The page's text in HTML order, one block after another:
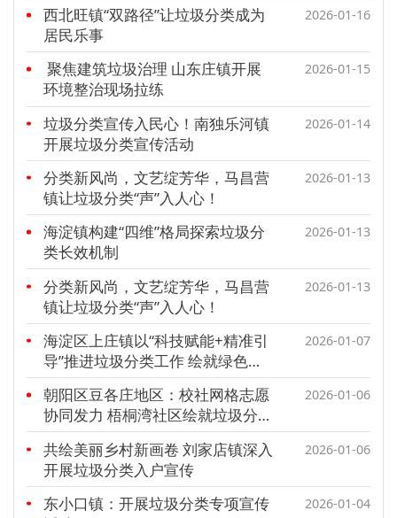
西北旺镇“双路径”让垃圾分类成为
居民乐事
2026-01-16
聚焦建筑垃圾治理 山东庄镇开展
环境整治现场拉练
2026-01-15
垃圾分类宣传入民心！南独乐河镇
开展垃圾分类宣传活动
2026-01-14
分类新风尚，文艺绽芳华，马昌营
镇让垃圾分类“声”入人心！
2026-01-13
海淀镇构建“四维”格局探索垃圾分
类长效机制
2026-01-13
分类新风尚，文艺绽芳华，马昌营
镇让垃圾分类“声”入人心！
2026-01-13
海淀区上庄镇以“科技赋能+精准引
导”推进垃圾分类工作 绘就绿色家
园新图景
2026-01-07
朝阳区豆各庄地区：校社网格志愿
协同发力 梧桐湾社区绘就垃圾分类
暖图景
2026-01-06
共绘美丽乡村新画卷 刘家店镇深入
开展垃圾分类入户宣传
2026-01-06
东小口镇：开展垃圾分类专项宣传
2026-01-04